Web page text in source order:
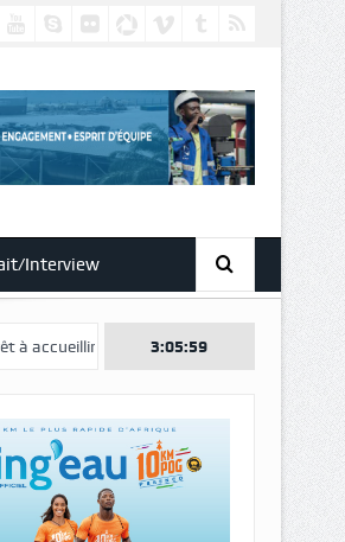
Interview
grand événement »3:06:00